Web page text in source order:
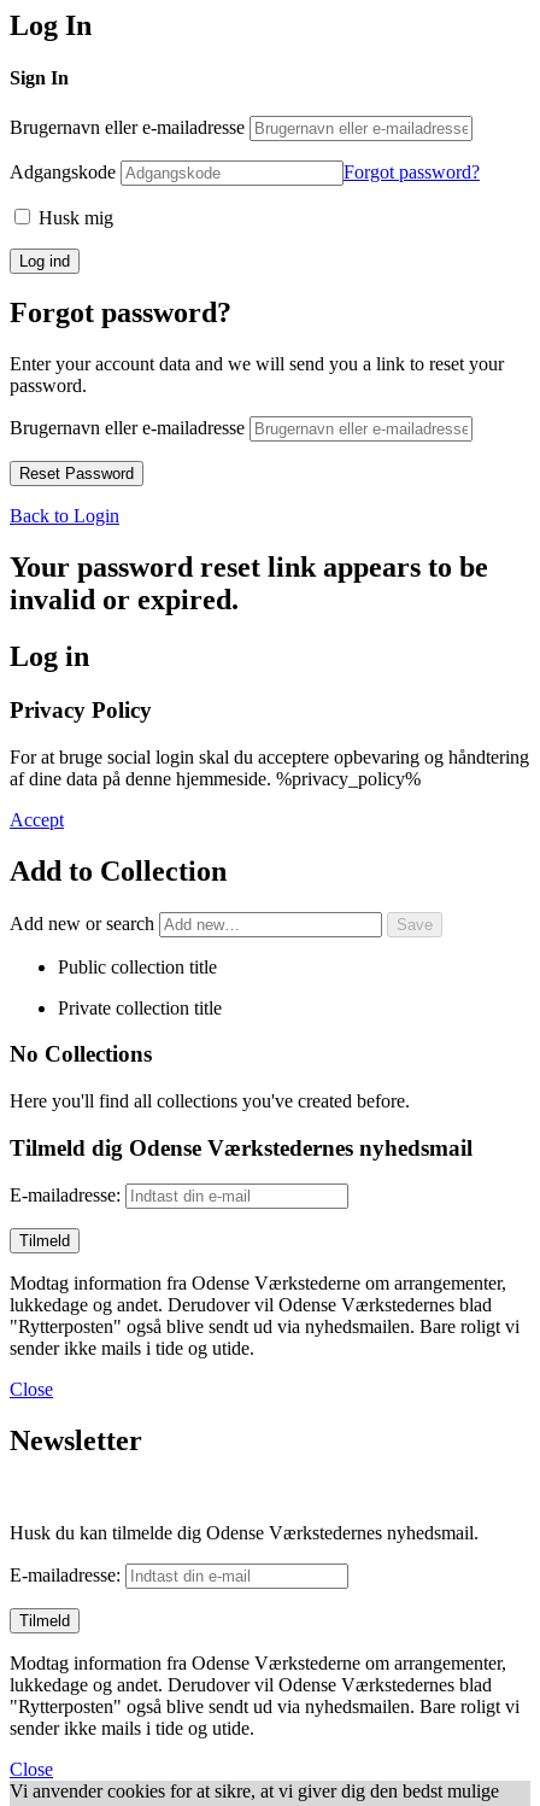
Log In
Sign In
Brugernavn eller e-mailadresse
Adgangskode Forgot password?
Husk mig
Forgot password?
Enter your account data and we will send you a link to reset your
password.
Brugernavn eller e-mailadresse
Back to Login
Your password reset link appears to be
invalid or expired.
Log in
Privacy Policy
For at bruge social login skal du acceptere opbevaring og håndtering
af dine data på denne hjemmeside. %privacy_policy%
Accept
Add to Collection
Add new or search
Public collection title
Private collection title
No Collections
Here you'll find all collections you've created before.
Tilmeld dig Odense Værkstedernes nyhedsmail
E-mailadresse:
Modtag information fra Odense Værkstederne om arrangementer,
lukkedage og andet. Derudover vil Odense Værkstedernes blad
"Rytterposten" også blive sendt ud via nyhedsmailen. Bare roligt vi
sender ikke mails i tide og utide.
Close
Newsletter
Husk du kan tilmelde dig Odense Værkstedernes nyhedsmail.
E-mailadresse:
Modtag information fra Odense Værkstederne om arrangementer,
lukkedage og andet. Derudover vil Odense Værkstedernes blad
"Rytterposten" også blive sendt ud via nyhedsmailen. Bare roligt vi
sender ikke mails i tide og utide.
Close
Vi anvender cookies for at sikre, at vi giver dig den bedst mulige